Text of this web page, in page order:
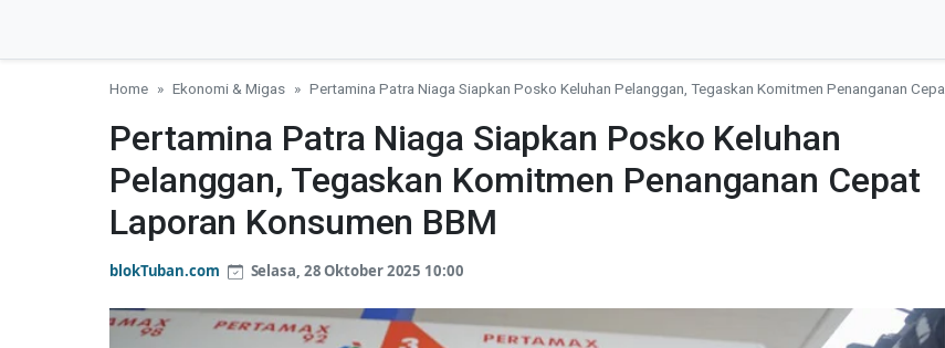
Home Ekonomi & Migas Pertamina Patra Niaga Siapkan Posko Keluhan Pelanggan, Tegaskan Komitmen Penanganan
Pertamina Patra Niaga Siapkan Posko Keluhan
Pelanggan, Tegaskan Komitmen Penanganan Cepat
Laporan Konsumen BBM
blokTuban.com Selasa, 28 Oktober 2025 10:00